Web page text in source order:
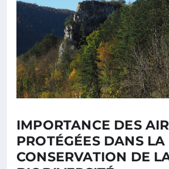
IMPORTANCE DES
PROTÉGÉES DANS LA
CONSERVATION DE